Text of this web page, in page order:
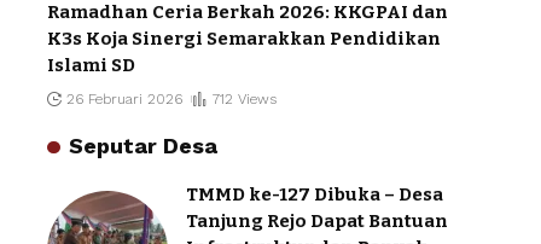
Ramadhan Ceria Berkah 2026: KKGPAI dan
K3s Koja Sinergi Semarakkan Pendidikan
Islami SD
26 Februari 2026 712 Views
Seputar Desa
TMMD ke-127 Dibuka – Desa
Tanjung Rejo Dapat Bantuan